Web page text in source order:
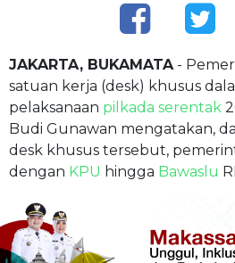
JAKARTA, BUKAMATA -
satuan kerja (desk) khusus
pelaksanaan pilkada serentak
Budi Gunawan mengatakan,
desk khusus tersebut,
dengan KPU hingga Bawaslu